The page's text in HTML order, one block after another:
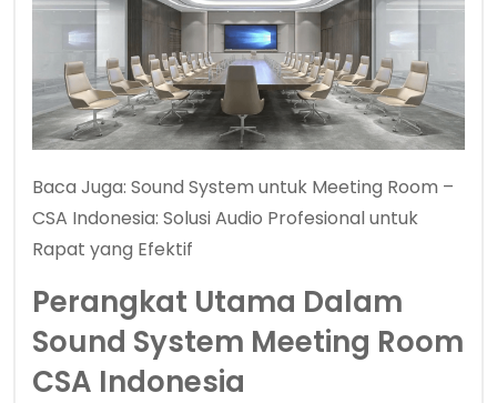
Baca Juga: Sound System untuk Meeting Room –
CSA Indonesia: Solusi Audio Profesional untuk
Rapat yang Efektif
Perangkat Utama Dalam
Sound System Meeting Room
CSA Indonesia